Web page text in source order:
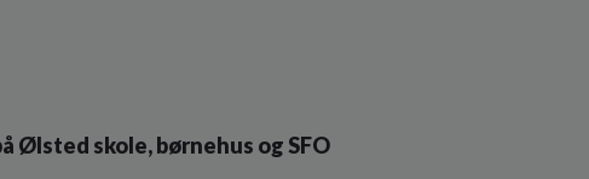
Ølsted skole, børnehus og SFO